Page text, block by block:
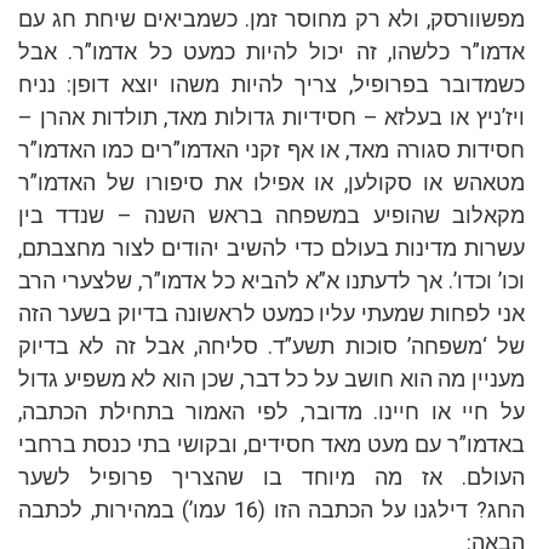
מפשוורסק, ולא רק מחוסר זמן. כשמביאים שיחת חג עם
אדמו”ר כלשהו, זה יכול להיות כמעט כל אדמו”ר. אבל
כשמדובר בפרופיל, צריך להיות משהו יוצא דופן: נניח
ויז’ניץ או בעלזא – חסידיות גדולות מאד, תולדות אהרן –
חסידות סגורה מאד, או אף זקני האדמו”רים כמו האדמו”ר
מטאהש או סקולען, או אפילו את סיפורו של האדמו”ר
מקאלוב שהופיע במשפחה בראש השנה – שנדד בין
עשרות מדינות בעולם כדי להשיב יהודים לצור מחצבתם,
וכו’ וכדו’. אך לדעתנו א”א להביא כל אדמו”ר, שלצערי הרב
אני לפחות שמעתי עליו כמעט לראשונה בדיוק בשער הזה
של ‘משפחה’ סוכות תשע”ד. סליחה, אבל זה לא בדיוק
מעניין מה הוא חושב על כל דבר, שכן הוא לא משפיע גדול
על חיי או חיינו. מדובר, לפי האמור בתחילת הכתבה,
באדמו”ר עם מעט מאד חסידים, ובקושי בתי כנסת ברחבי
העולם. אז מה מיוחד בו שהצריך פרופיל לשער
החג? דילגנו על הכתבה הזו (16 עמו’) במהירות, לכתבה
הבאה: